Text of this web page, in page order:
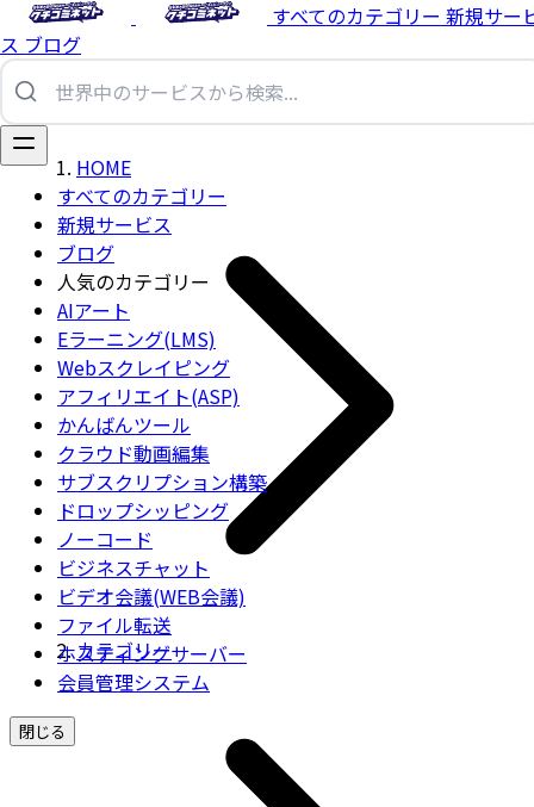
すべてのカテゴリー 新規サー
ス ブログ
すべてのカテゴリー
新規サービス
ブログ
人気のカテゴリー
AIアート
Eラーニング(LMS)
Webスクレイピング
アフィリエイト(ASP)
かんばんツール
クラウド動画編集
サブスクリプション構築
ドロップシッピング
ノーコード
ビジネスチャット
ビデオ会議(WEB会議)
ファイル転送
ホスティングサーバー
会員管理システム
閉じる
HOME
カテゴリー